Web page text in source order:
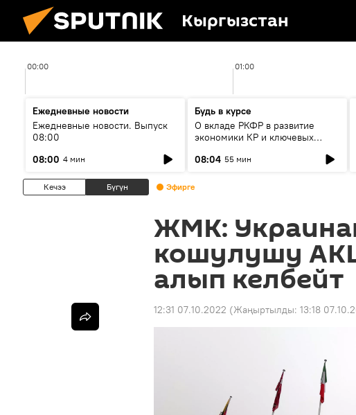
Кыргызстан
00:00 01:00
Ежедневные новости
Ежедневные новости. Выпуск
08:00
08:00 4 мин
Будь в курсе
О вкладе РКФР в развитие
экономики КР и ключевых
08:04 55 мин
Кечээ Бүгүн Эфирге
ЖМК:
кошулушу
алып келбейт
12:31 07.10.2022 (Жаңыртылды: 13:18